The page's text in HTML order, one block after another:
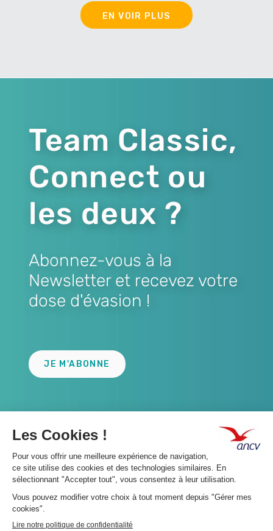
EN VOIR PLUS
Team Classic,
Connect ou
les deux ?
Abonnez-vous à la
Newsletter et recevez votre
dose d'évasion !
JE M'ABONNE
A propos 👇